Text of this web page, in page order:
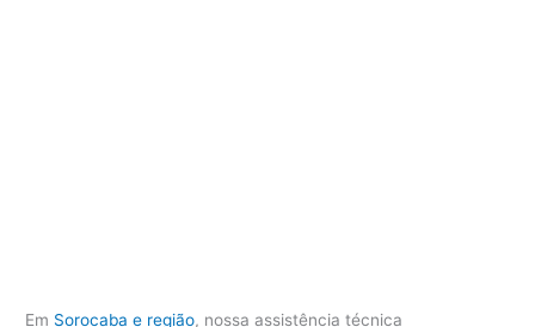
Em Sorocaba e região, nossa assistência técnica